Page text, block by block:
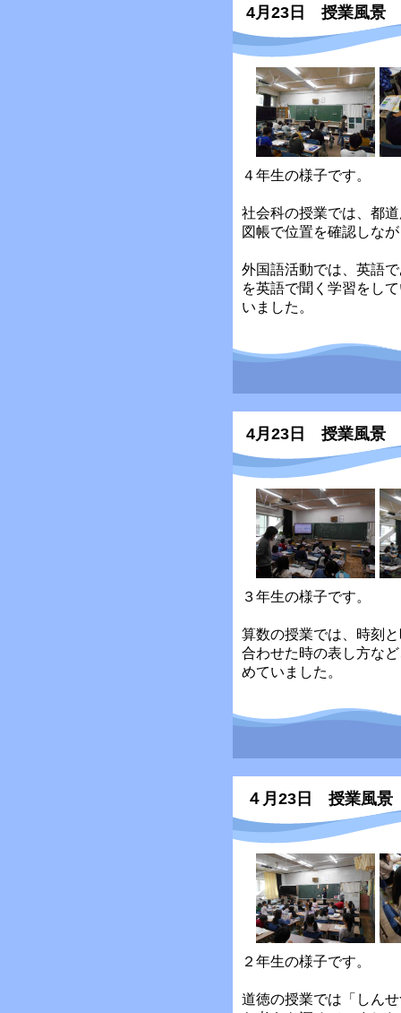
4月23日 授業風景
４年生の様子です。
社会科の授業では、都
図帳で位置を確認しな
外国語活動では、英語
を英語で聞く学習をし
いました。
4月23日 授業風景
３年生の様子です。
算数の授業では、時刻
合わせた時の表し方な
めていました。
４月23日 授業風
２年生の様子です。
道徳の授業では「しん